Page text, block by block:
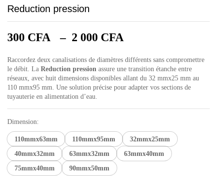
Reduction pression
300 CFA – 2 000 CFA
prix :
300 CFA
à
000 CFA
Raccordez deux canalisations de diamètres différents sans compromettre
le débit. La Reduction pression assure une transition étanche entre
réseaux, avec huit dimensions disponibles allant du 32 mmx25 mm au
110 mmx95 mm. Une solution précise pour adapter vos sections de
tuyauterie en alimentation d’eau.
Dimension:
110mmx63mm 110mmx95mm
32mmx25mm
40mmx32mm
63mmx32mm
63mmx40mm
75mmx40mm
90mmx50mm